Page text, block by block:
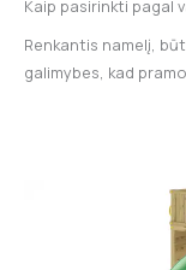
Kaip pasirinkti pagal
Renkantis namelį,
galimybes, kad